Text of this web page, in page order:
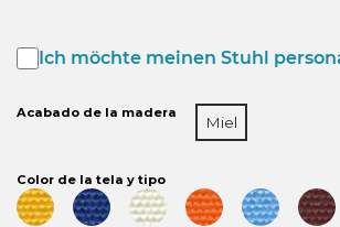
Ich möchte meinen Stuhl
Acabado de la madera
Miel
Color de la tela y tipo